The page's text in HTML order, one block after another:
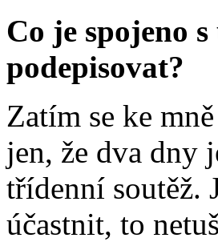
Co je spojeno
podepisovat?
Zatím se ke
jen, že dva dny
třídenní soutěž.
účastnit, to